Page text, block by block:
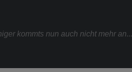
kommts nun auch nicht mehr an...